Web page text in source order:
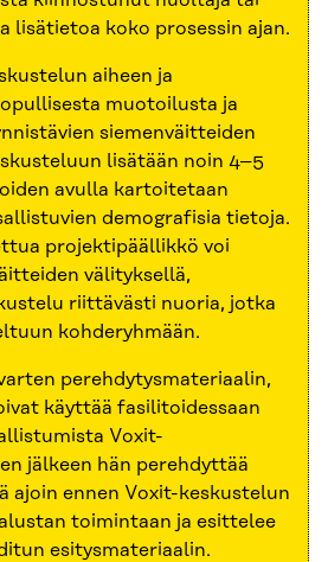
lisätietoa koko prosessin ajan.
aiheen ja
muotoilusta ja
siemenväitteiden
lisätään noin 4–5
avulla kartoitetaan
demografisia tietoja.
projektipäällikkö voi
välityksellä,
riittävästi nuoria, jotka
kohderyhmään.
perehdytysmateriaalin,
käyttää fasilitoidessaan
Voxit-
jälkeen hän perehdyttää
ajoin ennen Voxit-keskustelun
toimintaan ja esittelee
esitysmateriaalin.